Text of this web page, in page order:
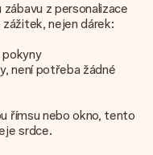
z personalizace
nejen dárek:
není potřeba žádné
římsu nebo okno, tento
srdce.